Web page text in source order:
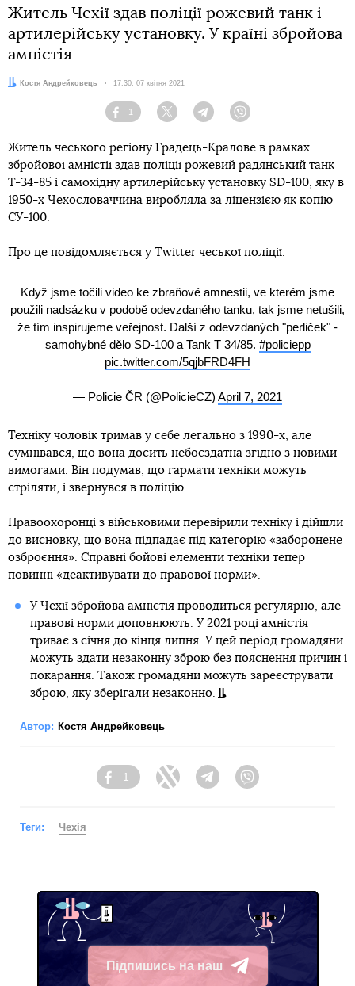
Житель Чехії здав поліції рожевий танк і
артилерійську установку. У країні збройова
амністія
Автор:Костя Андрейковець Дата:
17:30, 07 квітня 2021
Facebook
1
Twitter TelegramViber
Житель чеського регіону Градець-Кралове в рамках
збройової амністії здав поліції рожевий радянський танк
Т-34-85 і самохідну артилерійську установку SD-100, яку в
1950-х Чехословаччина виробляла за ліцензією як копію
СУ-100.
Про це повідомляється у Twitter чеської поліції.
Když jsme točili video ke zbraňové amnestii, ve kterém jsme
použili nadsázku v podobě odevzdaného tanku, tak jsme netušili,
že tím inspirujeme veřejnost. Další z odevzdaných "perliček" -
samohybné dělo SD-100 a Tank T 34/85. #policiepp
pic.twitter.com/5qjbFRD4FH
— Policie ČR (@PolicieCZ) April 7, 2021
Техніку чоловік тримав у себе легально з 1990-х, але
сумнівався, що вона досить небоєздатна згідно з новими
вимогами. Він подумав, що гармати техніки можуть
стріляти, і звернувся в поліцію.
Правоохоронці з військовими перевірили техніку і дійшли
до висновку, що вона підпадає під категорію «заборонене
озброєння». Справні бойові елементи техніки тепер
повинні «деактивувати до правової норми».
У Чехії збройова амністія проводиться регулярно, але
правові норми доповнюють. У 2021 році амністія
триває з січня до кінця липня. У цей період громадяни
можуть здати незаконну зброю без пояснення причин і
покарання. Також громадяни можуть зареєструвати
зброю, яку зберігали незаконно.
Автор: Костя Андрейковець
Facebook
1
Twitter TelegramViber
Теги: Чехія
Підпишись на наш
Telegram